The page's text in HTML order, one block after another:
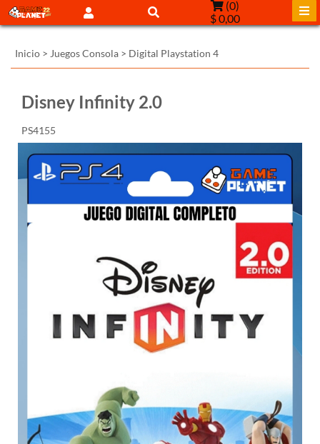
(0)
$ 0,00
Inicio > Juegos Consola > Digital Playstation 4
Disney Infinity 2.0
PS4155